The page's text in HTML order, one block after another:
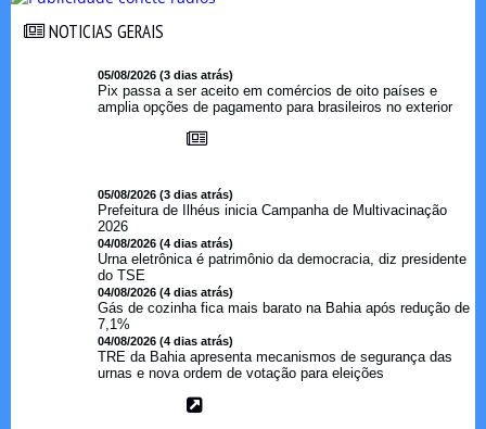
NOTICIAS GERAIS
05/08/2026 (3 dias atrás)
Pix passa a ser aceito em comércios de oito países e
amplia opções de pagamento para brasileiros no exterior
05/08/2026 (3 dias atrás)
Prefeitura de Ilhéus inicia Campanha de Multivacinação
2026
04/08/2026 (4 dias atrás)
Urna eletrônica é patrimônio da democracia, diz presidente
do TSE
04/08/2026 (4 dias atrás)
Gás de cozinha fica mais barato na Bahia após redução de
7,1%
04/08/2026 (4 dias atrás)
TRE da Bahia apresenta mecanismos de segurança das
urnas e nova ordem de votação para eleições